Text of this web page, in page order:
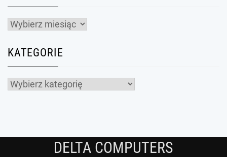
Archiwa
KATEGORIE
Kategorie
DELTA COMPUTERS